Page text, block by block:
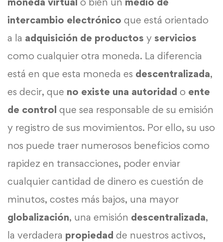
intercambio electrónico que está orientado
a la adquisición de productos y servicios
como cualquier otra moneda. La diferencia
está en que esta moneda es descentralizada,
es decir, que no existe una autoridad o ente
de control que sea responsable de su emisión
y registro de sus movimientos. Por ello, su uso
nos puede traer numerosos beneficios como
rapidez en transacciones, poder enviar
cualquier cantidad de dinero es cuestión de
minutos, costes más bajos, una mayor
globalización, una emisión descentralizada,
la verdadera propiedad de nuestros activos,